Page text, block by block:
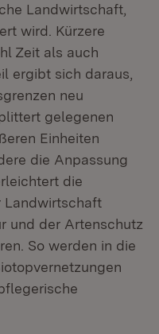
Landwirtschaft,
wird. Kürzere
Zeit als auch
ergibt sich daraus,
neu
gelegenen
Einheiten
die Anpassung
die
Landwirtschaft
und der Artenschutz
So werden in die